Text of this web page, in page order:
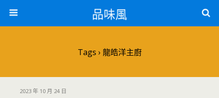
品味風
Tags › 龍皓洋主廚
2023 年 10 月 24 日